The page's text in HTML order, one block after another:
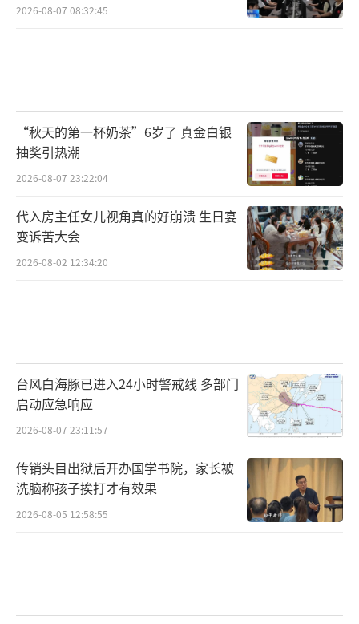
2026-08-07 08:32:45
“秋天的第一杯奶茶”6岁了 真金白银
抽奖引热潮
2026-08-07 23:22:04
代入房主任女儿视角真的好崩溃 生日宴
变诉苦大会
2026-08-02 12:34:20
台风白海豚已进入24小时警戒线 多部门
启动应急响应
2026-08-07 23:11:57
传销头目出狱后开办国学书院，家长被
洗脑称孩子挨打才有效果
2026-08-05 12:58:55